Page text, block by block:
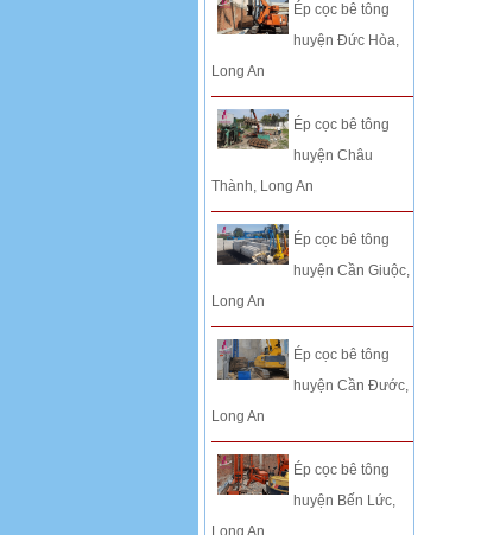
Ép cọc bê tông
huyện Đức Hòa,
Long An
Ép cọc bê tông
huyện Châu
Thành, Long An
Ép cọc bê tông
huyện Cần Giuộc,
Long An
Ép cọc bê tông
huyện Cần Đước,
Long An
Ép cọc bê tông
huyện Bến Lức,
Long An